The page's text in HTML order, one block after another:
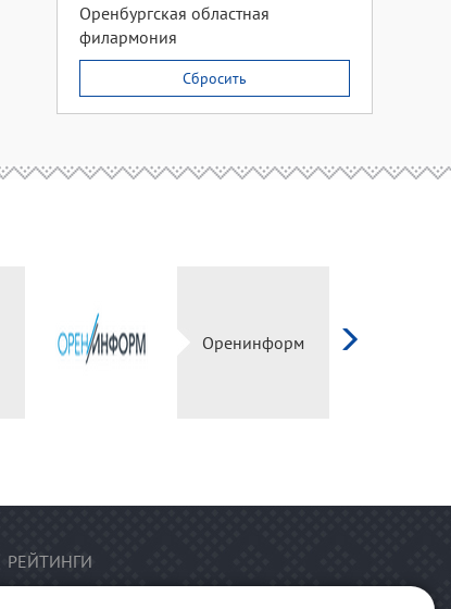
Оренбургская областная
филармония
Сбросить
Оренинформ
РЕЙТИНГИ